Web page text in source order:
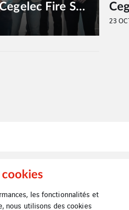
Actemium et Cegelec Fire Solutions reviennent sur une participation réussie à StocExpo 2026
23
les fonctionnalités et
nous utilisons des cookies